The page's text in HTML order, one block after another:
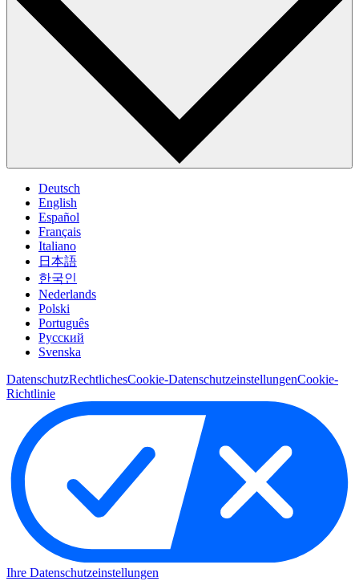
Deutsch
English
Español
Français
Italiano
日本語
한국인
Nederlands
Polski
Português
Pусский
Svenska
DatenschutzRechtlichesCookie-DatenschutzeinstellungenCookie-
Richtlinie
Ihre Datenschutzeinstellungen